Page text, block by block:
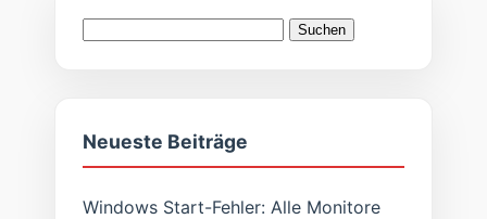
Suchen
Neueste Beiträge
Windows Start-Fehler: Alle Monitore